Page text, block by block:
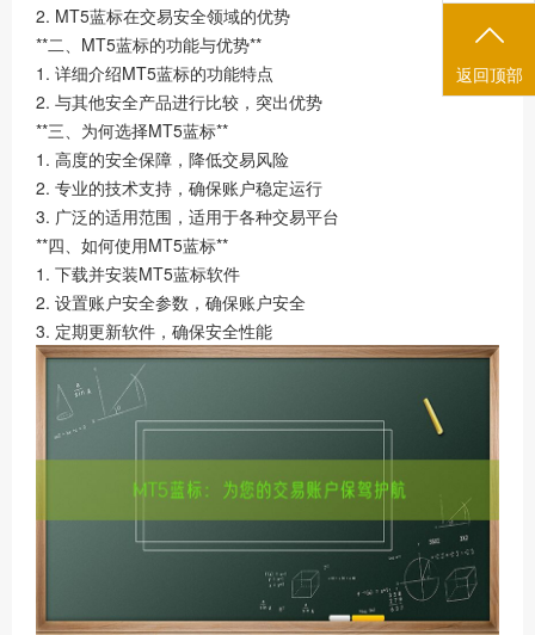
2. MT5蓝标在交易安全领域的优势
**二、MT5蓝标的功能与优势**
1. 详细介绍MT5蓝标的功能特点
2. 与其他安全产品进行比较，突出优势
**三、为何选择MT5蓝标**
1. 高度的安全保障，降低交易风险
2. 专业的技术支持，确保账户稳定运行
3. 广泛的适用范围，适用于各种交易平台
**四、如何使用MT5蓝标**
1. 下载并安装MT5蓝标软件
2. 设置账户安全参数，确保账户安全
3. 定期更新软件，确保安全性能
返回顶部